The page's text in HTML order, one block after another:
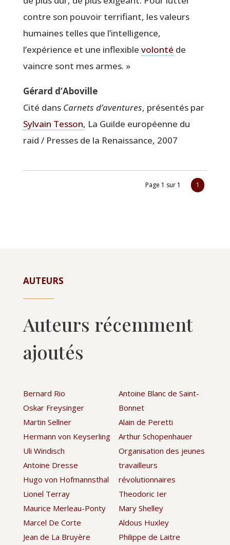
contre son pou­voir ter­ri­fiant, les valeurs
humaines telles que l’intelligence,
l’expérience et une inflexible volon­té de
vaincre sont mes armes. »
Gérard d’Aboville
Cité dans Car­nets d’aventures, pré­sen­tés par
Syl­vain Tes­son, La Guilde euro­péenne du
raid / Presses de la Renais­sance, 2007
Page 1 sur 1 1
AUTEURS
Auteurs récemment
ajoutés
Bernard Rio
Oskar Freysinger
Martin Sellner
Hermann von Keyserling
Uli Windisch
Antoine Dresse
Hugo von Hofmannsthal
Lionel Terray
Maurice Merleau-Ponty
Marcel De Corte
Jean de La Bruyère
Antoine Blanc de Saint-
Bonnet
Alain de Peretti
Arthur Schopenhauer
Organisation des jeunes
travailleurs
révolutionnaires
Theodoric Ier
Mary Shelley
Aldous Huxley
Philippe de Laitre